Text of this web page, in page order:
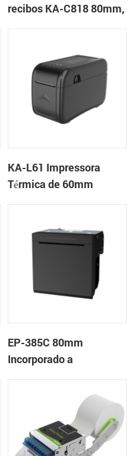
recibos KA-C818 80mm,
KA-L61 Impressora
Térmica de 60mm
EP-385C 80mm
Incorporado a
recebimento de painel
térmico com cortador
automático